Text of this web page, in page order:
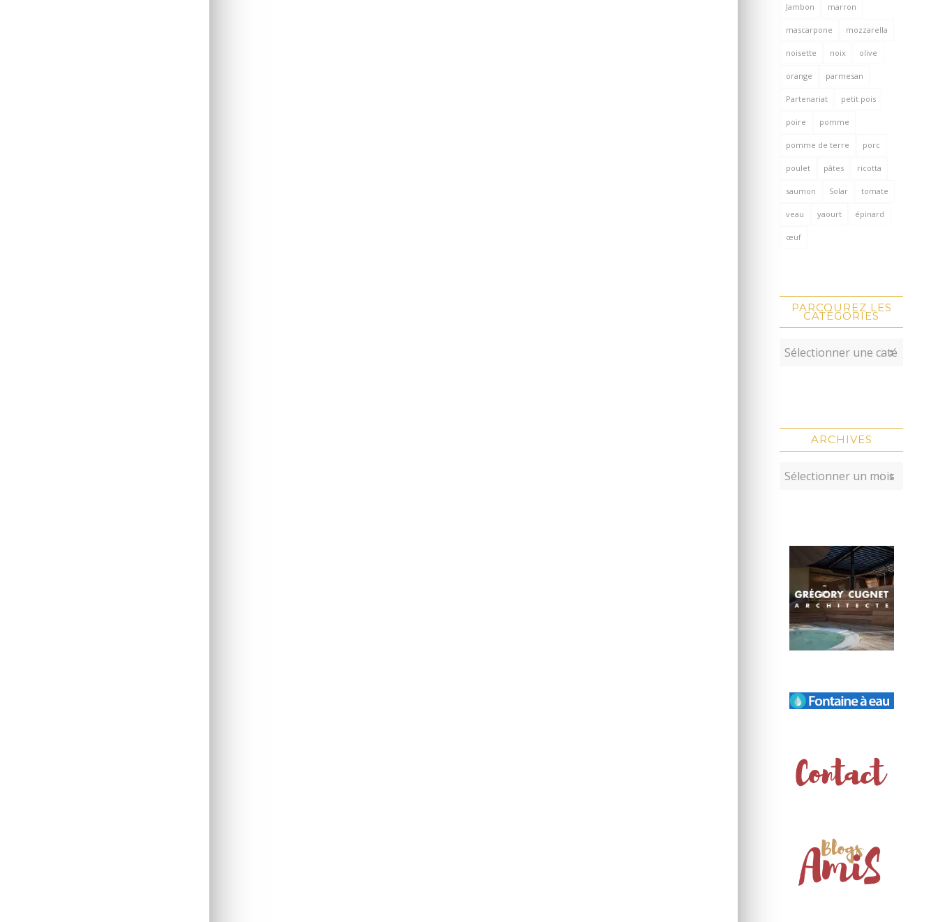
Jambon marron
mascarpone mozzarella
noisette noix olive
orange parmesan
Partenariat petit pois
poire pomme
pomme de terre porc
poulet pâtes ricotta
saumon Solar tomate
veau yaourt épinard
œuf
PARCOUREZ LES
CATÉGORIES
ARCHIVES